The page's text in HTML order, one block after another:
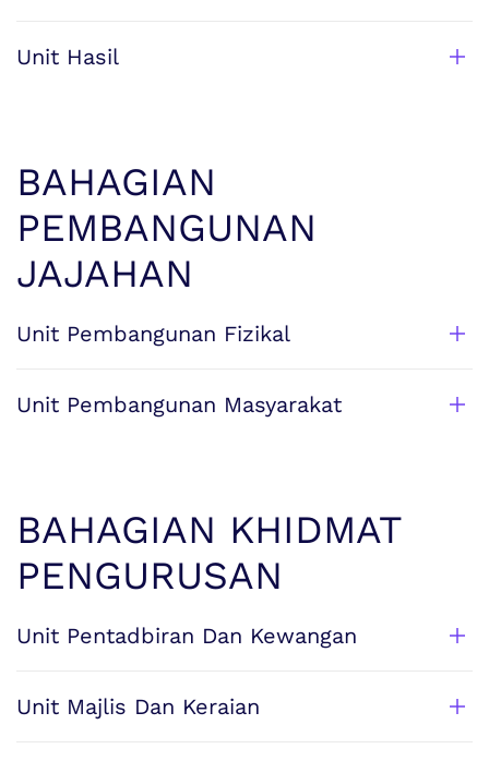
Unit Hasil
BAHAGIAN
PEMBANGUNAN
JAJAHAN
Unit Pembangunan Fizikal
Unit Pembangunan Masyarakat
BAHAGIAN KHIDMAT
PENGURUSAN
Unit Pentadbiran Dan Kewangan
Unit Majlis Dan Keraian